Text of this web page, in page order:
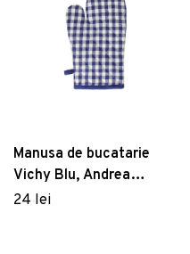
Manusa de bucatarie
Vichy Blu, Andrea
Fontebasso, 18x30 cm,
24 lei